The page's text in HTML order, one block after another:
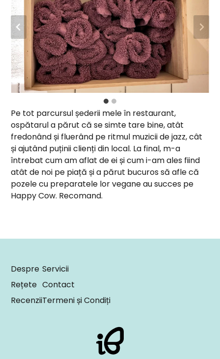
Pe tot parcursul șederii mele în restaurant,
ospătarul a părut că se simte tare bine, atât
fredonând și fluerând pe ritmul muzicii de jazz, cât
și ajutând puținii clienți din local. La final, m-a
întrebat cum am aflat de ei și cum i-am ales fiind
atât de noi pe piață și a părut bucuros să afle că
pozele cu preparatele lor vegane au succes pe
Happy Cow. Recomand.
Despre
Rețete
Recenzii
Servicii
Contact
Termeni și Condiți